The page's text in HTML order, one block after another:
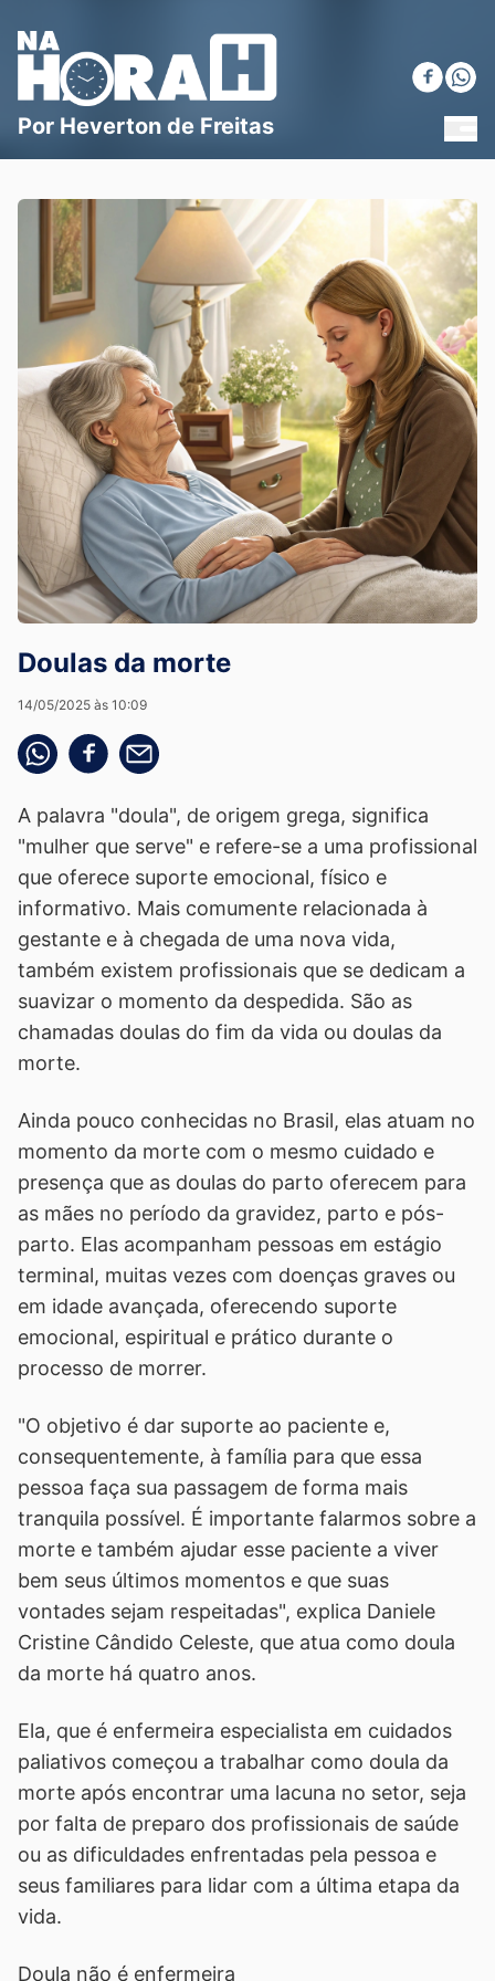
Blog Na Hora H
Por Heverton de Freitas
Doulas da morte
14/05/2025 às 10:09
Compartilhe pelo whatsapp
Compartilhar no facebook
Compartilhe pelo email
A palavra "doula", de origem grega, significa
"mulher que serve" e refere-se a uma profissional
que oferece suporte emocional, físico e
informativo. Mais comumente relacionada à
gestante e à chegada de uma nova vida,
também existem profissionais que se dedicam a
suavizar o momento da despedida. São as
chamadas doulas do fim da vida ou doulas da
morte.
Ainda pouco conhecidas no Brasil, elas atuam no
momento da morte com o mesmo cuidado e
presença que as doulas do parto oferecem para
as mães no período da gravidez, parto e pós-
parto. Elas acompanham pessoas em estágio
terminal, muitas vezes com doenças graves ou
em idade avançada, oferecendo suporte
emocional, espiritual e prático durante o
processo de morrer.
"O objetivo é dar suporte ao paciente e,
consequentemente, à família para que essa
pessoa faça sua passagem de forma mais
tranquila possível. É importante falarmos sobre a
morte e também ajudar esse paciente a viver
bem seus últimos momentos e que suas
vontades sejam respeitadas", explica Daniele
Cristine Cândido Celeste, que atua como doula
da morte há quatro anos.
Ela, que é enfermeira especialista em cuidados
paliativos começou a trabalhar como doula da
morte após encontrar uma lacuna no setor, seja
por falta de preparo dos profissionais de saúde
ou as dificuldades enfrentadas pela pessoa e
seus familiares para lidar com a última etapa da
vida.
Doula não é enfermeira